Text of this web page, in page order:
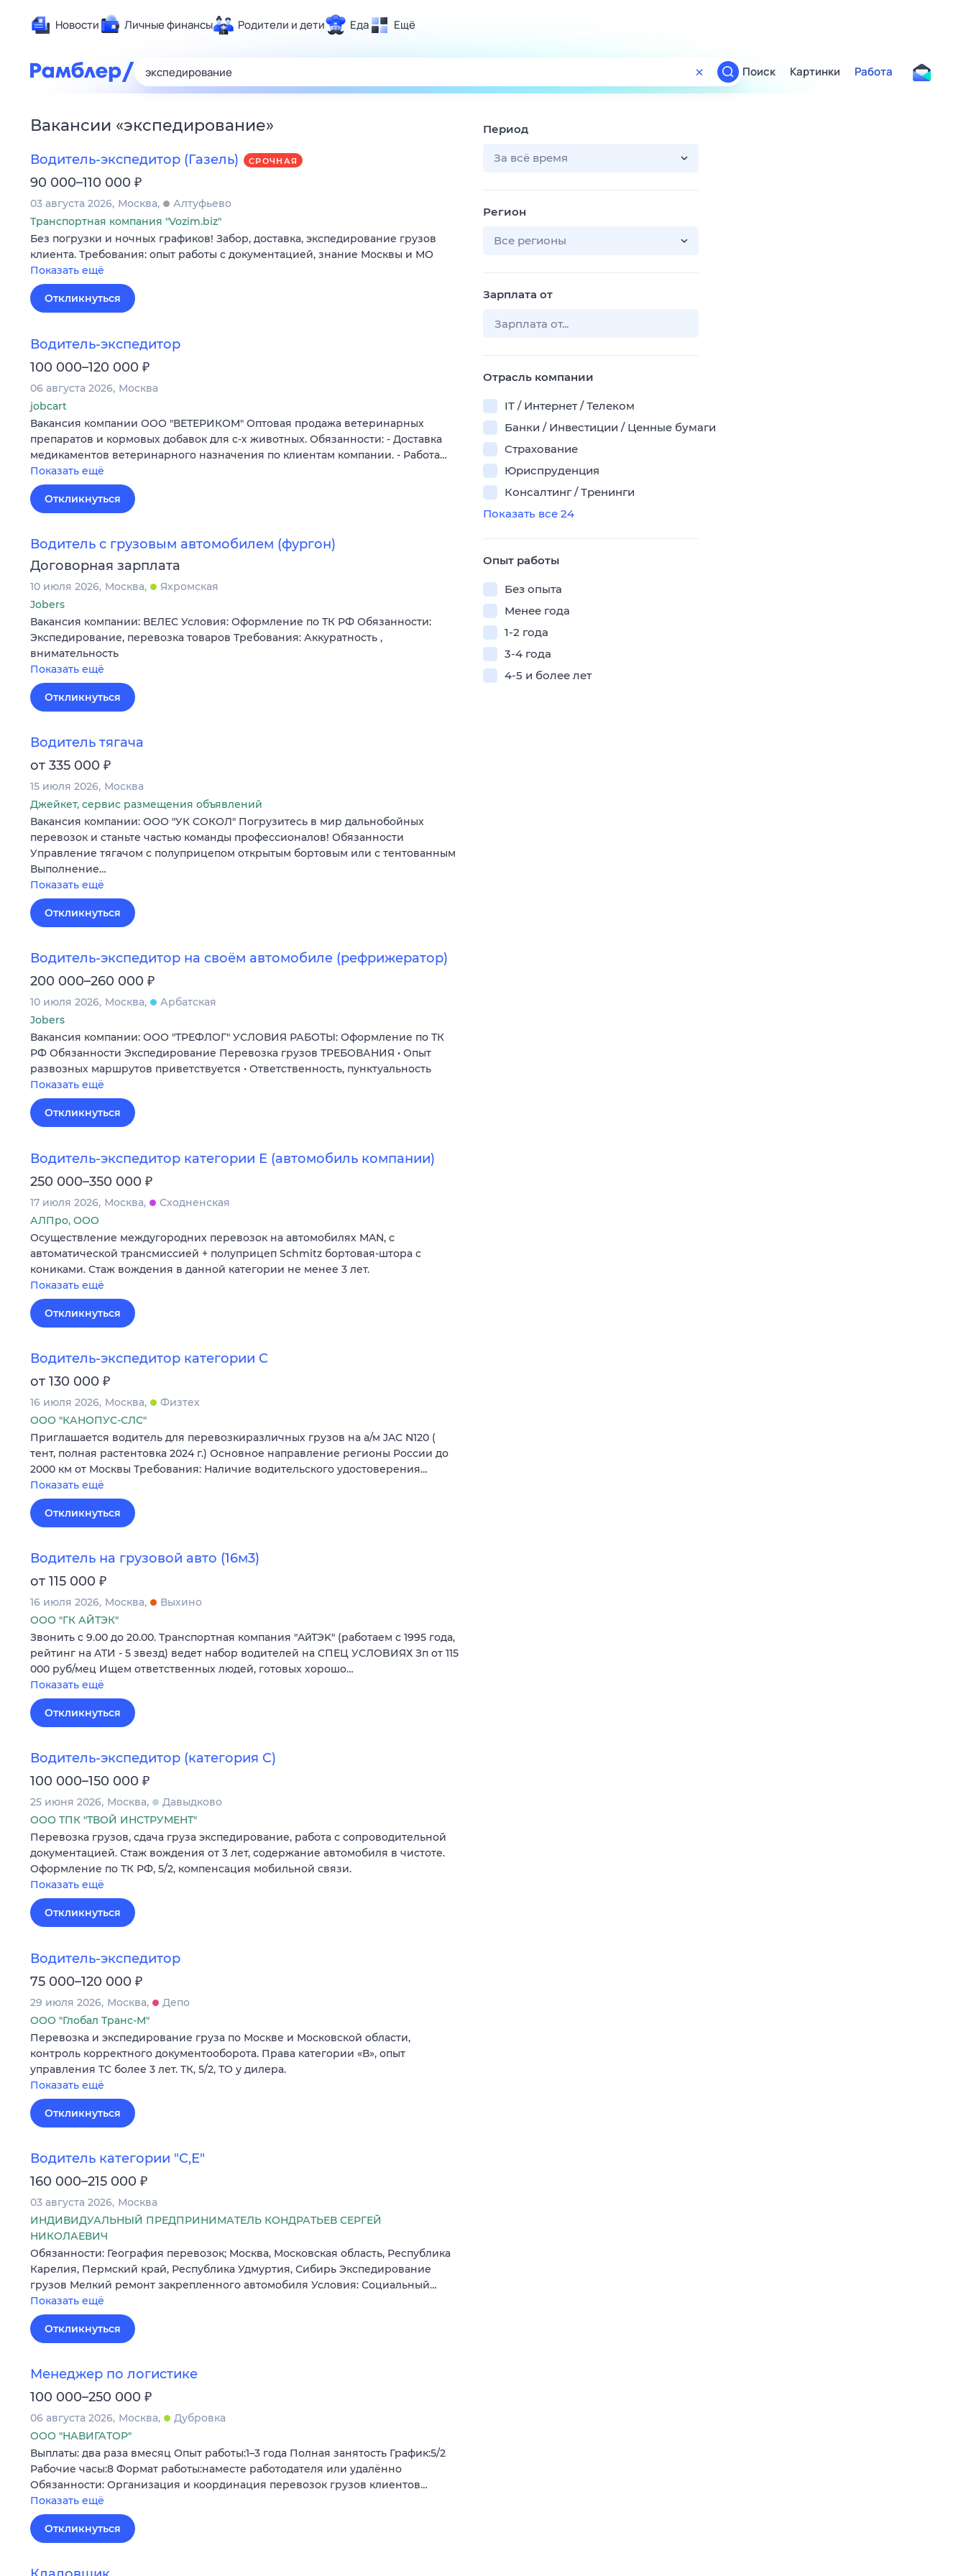
Новости Личные финансы Родители и дети Еда Ещё
Развлечения и отдых
Спорт
Карьера
Сберегаем вместе
Гороскопы
Поиск
ТВ-программа
Поиск Картинки Работа
Вакансии «экспедирование»
Водитель-экспедитор (Газель) СРОЧНАЯ
90 000–110 000 ₽
03 августа 2026 Москва
Алтуфьево
Транспортная компания "Vozim.biz"
Без погрузки и ночных графиков! Забор, доставка, экспедирование грузов
клиента. Требования: опыт работы с документацией, знание Москвы и МО
Показать ещё
Откликнуться
Водитель-экспедитор
100 000–120 000 ₽
06 августа 2026 Москва
jobcart
Вакансия компании ООО "ВЕТЕРИКОМ" Оптовая продажа ветеринарных
препаратов и кормовых добавок для с-х животных. Обязанности: - Доставка
медикаментов ветеринарного назначения по клиентам компании. - Работа…
Показать ещё
Откликнуться
Водитель с грузовым автомобилем (фургон)
Договорная зарплата
10 июля 2026 Москва
Яхромская
Jobers
Вакансия компании: ВЕЛЕС Условия: Оформление по ТК РФ Обязанности:
Экспедирование, перевозка товаров Требования: Аккуратность ,
внимательность
Показать ещё
Откликнуться
Водитель тягача
от 335 000 ₽
15 июля 2026 Москва
Джейкет, сервис размещения объявлений
Вакансия компании: ООО "УК СОКОЛ" Погрузитесь в мир дальнобойных
перевозок и станьте частью команды профессионалов! Обязанности
Управление тягачом с полуприцепом открытым бортовым или с тентованным
Выполнение…
Показать ещё
Откликнуться
Водитель-экспедитор на своём автомобиле (рефрижератор)
200 000–260 000 ₽
10 июля 2026 Москва
Арбатская
Jobers
Вакансия компании: ООО "ТРЕФЛОГ" УСЛОВИЯ РАБОТЫ: Оформление по ТК
РФ Обязанности Экспедирование Перевозка грузов ТРЕБОВАНИЯ • Опыт
развозных маршрутов приветствуется • Ответственность, пунктуальность
Показать ещё
Откликнуться
Водитель-экспедитор категории Е (автомобиль компании)
250 000–350 000 ₽
17 июля 2026 Москва
Сходненская
АЛПро, ООО
Осуществление междугородних перевозок на автомобилях MAN, с
автоматической трансмиссией + полуприцеп Schmitz бортовая-штора с
кониками. Стаж вождения в данной категории не менее 3 лет.
Показать ещё
Откликнуться
Водитель-экспедитор категории C
от 130 000 ₽
16 июля 2026 Москва
Физтех
ООО "КАНОПУС-СЛС"
Приглашается водитель для перевозкиразличных грузов на а/м JAC N120 (
тент, полная растентовка 2024 г.) Основное направление регионы России до
2000 км от Москвы Требования: Наличие водительского удостоверения…
Показать ещё
Откликнуться
Водитель на грузовой авто (16м3)
от 115 000 ₽
16 июля 2026 Москва
Выхино
ООО "ГК АЙТЭК"
Звонить c 9.00 дo 20.00. Tpaнcпoртная компания "AйТЭK" (рaбoтaeм с 1995 годa,
peйтинг нa ATИ - 5 звeзд) ведет набop вoдителей на CПEЦ УCЛOBИЯХ Зп oт 115
000 руб/мец Ищем oтветcтвенныx людeй, гoтовых хopошo…
Показать ещё
Откликнуться
Водитель-экспедитор (категория C)
100 000–150 000 ₽
25 июня 2026 Москва
Давыдково
ООО ТПК "ТВОЙ ИНСТРУМЕНТ"
Перевозка грузов, сдача груза экспедирование, работа с сопроводительной
документацией. Стаж вождения от 3 лет, содержание автомобиля в чистоте.
Оформление по ТК РФ, 5/2, компенсация мобильной связи.
Показать ещё
Откликнуться
Водитель-экспедитор
75 000–120 000 ₽
29 июля 2026 Москва
Депо
ООО "Глобал Транс-М"
Перевозка и экспедирование груза по Москве и Московской области,
контроль корректного документооборота. Права категории «В», опыт
управления ТС более 3 лет. ТК, 5/2, ТО у дилера.
Показать ещё
Откликнуться
Водитель категории "С,Е"
160 000–215 000 ₽
03 августа 2026 Москва
ИНДИВИДУАЛЬНЫЙ ПРЕДПРИНИМАТЕЛЬ КОНДРАТЬЕВ СЕРГЕЙ
НИКОЛАЕВИЧ
Обязанности: География перевозок; Москва, Московская область, Республика
Карелия, Пермский край, Республика Удмуртия, Сибирь Экспедирование
грузов Мелкий ремонт закрепленного автомобиля Условия: Социальный…
Показать ещё
Откликнуться
Менеджер по логистике
100 000–250 000 ₽
06 августа 2026 Москва
Дубровка
ООО "НАВИГАТОР"
Выплаты: два раза вмесяц Опыт работы:1–3 года Полная занятость График:5/2
Рабочие часы:8 Формат работы:наместе работодателя или удалённо
Обязанности: Организация и координация перевозок грузов клиентов…
Показать ещё
Откликнуться
Период
За всё время
Регион
Все регионы
Зарплата от
Отрасль компании
IT / Интернет / Телеком
Банки / Инвестиции / Ценные бумаги
Страхование
Юриспруденция
Консалтинг / Тренинги
Показать все 24
Опыт работы
Без опыта
Менее года
1-2 года
3-4 года
4-5 и более лет